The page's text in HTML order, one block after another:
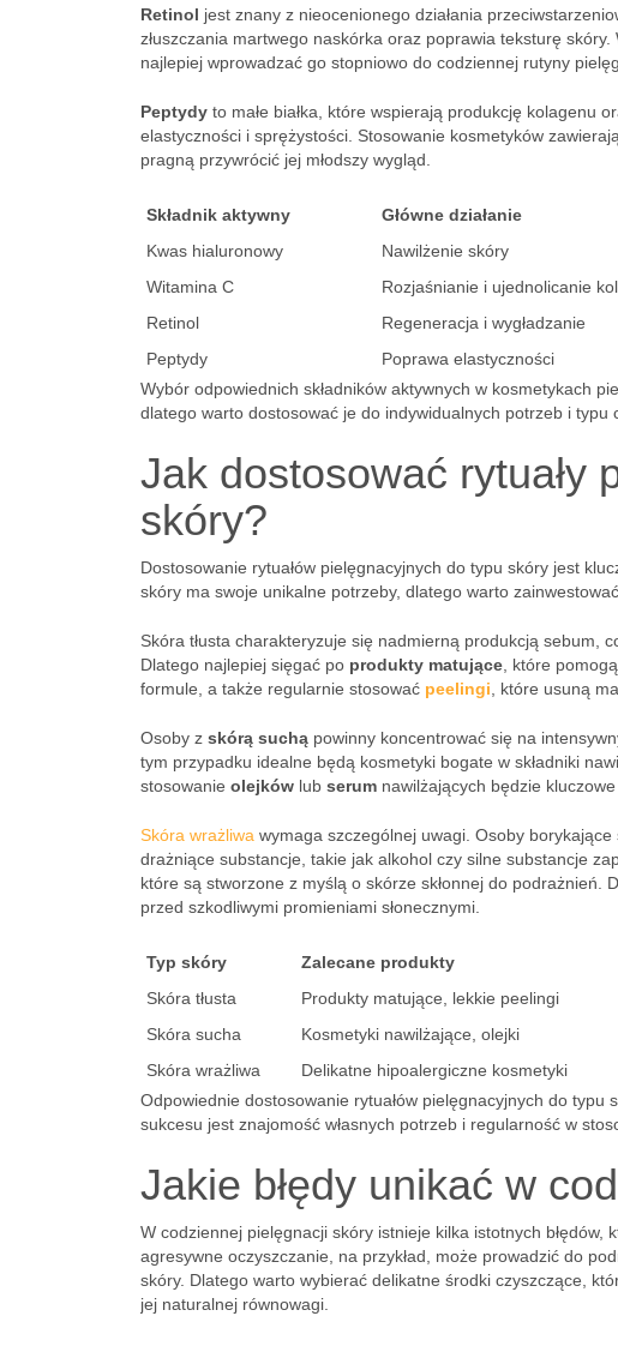
Retinol jest znany z nieocenionego działania
złuszczania martwego naskórka oraz poprawia teksturę
najlepiej wprowadzać go stopniowo do codziennej rutyny
Peptydy to małe białka, które wspierają produkcję kolagenu
elastyczności i sprężystości. Stosowanie kosmetyków
pragną przywrócić jej młodszy wygląd.
Składnik aktywny Główne działanie
Kwas hialuronowy
Nawilżenie skóry
Witamina C
Rozjaśnianie i ujednolicanie
Retinol
Regeneracja i wygładzanie
Peptydy
Poprawa elastyczności
Wybór odpowiednich składników aktywnych w kosmetykach
dlatego warto dostosować je do indywidualnych potrzeb i typu
Jak dostosować rytuały
skóry?
Dostosowanie rytuałów pielęgnacyjnych do typu skóry jest
skóry ma swoje unikalne potrzeby, dlatego warto
Skóra tłusta charakteryzuje się nadmierną produkcją sebum,
Dlatego najlepiej sięgać po produkty matujące , które
formule, a także regularnie stosować peelingi , które usuną
Osoby z skórą suchą powinny koncentrować się na
tym przypadku idealne będą kosmetyki bogate w składniki
stosowanie olejków lub serum nawilżających będzie
Skóra wrażliwa wymaga szczególnej uwagi. Osoby
drażniące substancje, takie jak alkohol czy silne substancje
które są stworzone z myślą o skórze skłonnej do podrażnień.
przed szkodliwymi promieniami słonecznymi.
Typ skóry Zalecane produkty
Skóra tłusta
Produkty matujące, lekkie peelingi
Skóra sucha
Kosmetyki nawilżające, olejki
Skóra wrażliwa
Delikatne hipoalergiczne kosmetyki
Odpowiednie dostosowanie rytuałów pielęgnacyjnych do
sukcesu jest znajomość własnych potrzeb i regularność w
Jakie błędy unikać w
W codziennej pielęgnacji skóry istnieje kilka istotnych
agresywne oczyszczanie, na przykład, może prowadzić do
skóry. Dlatego warto wybierać delikatne środki czyszczące,
jej naturalnej równowagi.